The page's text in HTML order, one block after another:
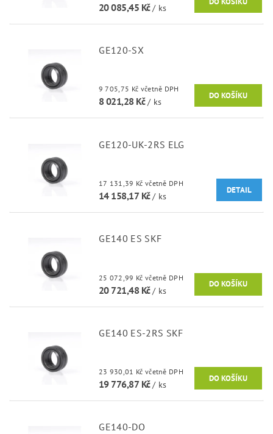
20 085,45 Kč/ ks
GE120-SX
9 705,75 Kč včetně DPH
8 021,28 Kč/ ks
GE120-UK-2RS ELG
17 131,39 Kč včetně DPH
14 158,17 Kč/ ks
DETAIL
GE140 ES SKF
25 072,99 Kč včetně DPH
20 721,48 Kč/ ks
GE140 ES-2RS SKF
23 930,01 Kč včetně DPH
19 776,87 Kč/ ks
GE140-DO